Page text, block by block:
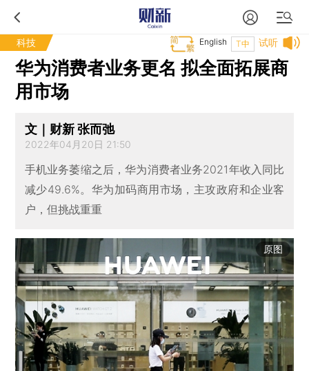
科技 试听
T中
English
华为消费者业务更名 拟全面拓展商
用市场
文｜财新 张而弛
2022年04月20日 21:50
手机业务萎缩之后，华为消费者业务2021年收入同比
减少49.6%。华为加码商用市场，主攻政府和企业客
户，但挑战重重
原图